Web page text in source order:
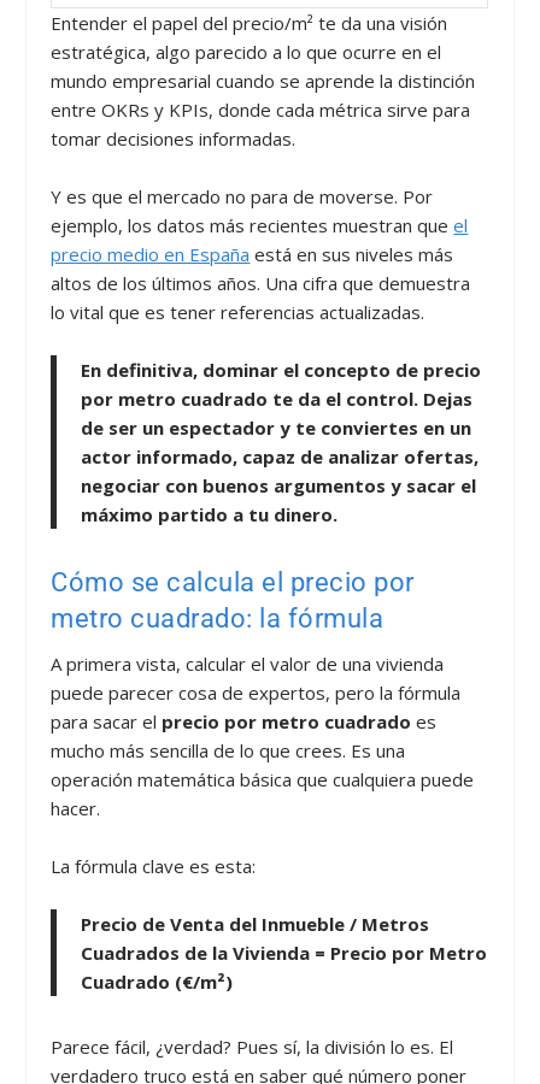
Entender el papel del precio/m² te da una visión
estratégica, algo parecido a lo que ocurre en el
mundo empresarial cuando se aprende la distinción
entre OKRs y KPIs, donde cada métrica sirve para
tomar decisiones informadas.
Y es que el mercado no para de moverse. Por
ejemplo, los datos más recientes muestran queel
precio medio en España está en sus niveles más
altos de los últimos años. Una cifra que demuestra
lo vital que es tener referencias actualizadas.
En definitiva, dominar el concepto de precio
por metro cuadrado te da el control. Dejas
de ser un espectador y te conviertes en un
actor informado, capaz de analizar ofertas,
negociar con buenos argumentos y sacar el
máximo partido a tu dinero.
Cómo se calcula el precio por
metro cuadrado: la fórmula
A primera vista, calcular el valor de una vivienda
puede parecer cosa de expertos, pero la fórmula
para sacar el precio por metro cuadrado es
mucho más sencilla de lo que crees. Es una
operación matemática básica que cualquiera puede
hacer.
La fórmula clave es esta:
Precio de Venta del Inmueble / Metros
Cuadrados de la Vivienda = Precio por Metro
Cuadrado (€/m²)
Parece fácil, ¿verdad? Pues sí, la división lo es. El
verdadero truco está en saber qué número poner